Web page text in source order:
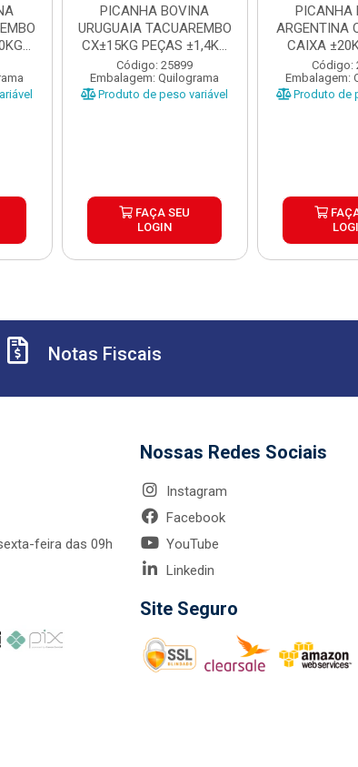
PICANHA BOVINA
URUGUAIA TACUAREMBO
CX±15KG PEÇAS ±1,4KG
UP
Código: 25899
Embalagem: Quilograma
Produto de peso variável
FAÇA SEU
LOGIN
PICANHA
ARGENTINA
CAIXA
Código:
Embalagem:
Produto de
Notas Fiscais
feira das 09h
Nossas Redes Sociais
Instagram
Facebook
YouTube
Linkedin
Site Seguro